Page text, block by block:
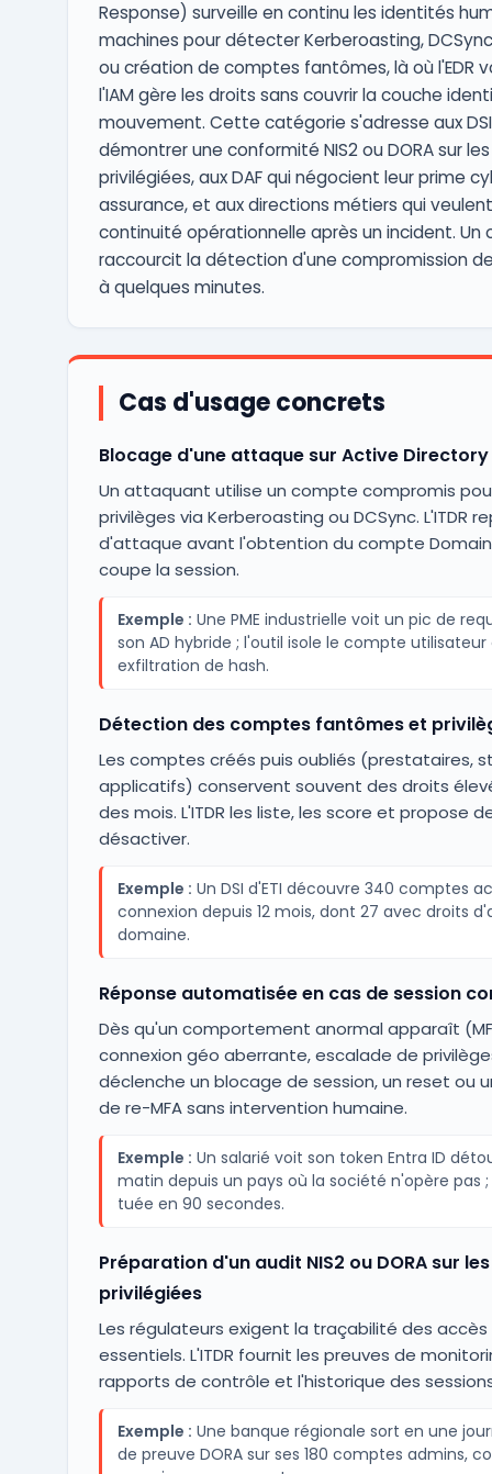
Response) surveille en continu les identités
machines pour détecter Kerberoasting,
ou création de comptes fantômes, là où l'EDR
l'IAM gère les droits sans couvrir la couche
mouvement. Cette catégorie s'adresse aux
démontrer une conformité NIS2 ou DORA sur
privilégiées, aux DAF qui négocient leur prime
assurance, et aux directions métiers qui
continuité opérationnelle après un incident. Un
raccourcit la détection d'une compromission
à quelques minutes.
Cas d'usage concrets
Blocage d'une attaque sur Active
Un attaquant utilise un compte compromis
privilèges via Kerberoasting ou DCSync. L'ITDR
d'attaque avant l'obtention du compte
coupe la session.
Exemple : Une PME industrielle voit un pic de
son AD hybride ; l'outil isole le compte
exfiltration de hash.
Détection des comptes fantômes et
Les comptes créés puis oubliés (prestataires,
applicatifs) conservent souvent des droits
des mois. L'ITDR les liste, les score et propose
désactiver.
Exemple : Un DSI d'ETI découvre 340 comptes
connexion depuis 12 mois, dont 27 avec droits
domaine.
Réponse automatisée en cas de session
Dès qu'un comportement anormal apparaît
connexion géo aberrante, escalade de
déclenche un blocage de session, un reset ou
de re-MFA sans intervention humaine.
Exemple : Un salarié voit son token Entra ID
matin depuis un pays où la société n'opère pas ;
tuée en 90 secondes.
Préparation d'un audit NIS2 ou DORA sur
privilégiées
Les régulateurs exigent la traçabilité des
essentiels. L'ITDR fournit les preuves de
rapports de contrôle et l'historique des
Exemple : Une banque régionale sort en une
de preuve DORA sur ses 180 comptes admins,